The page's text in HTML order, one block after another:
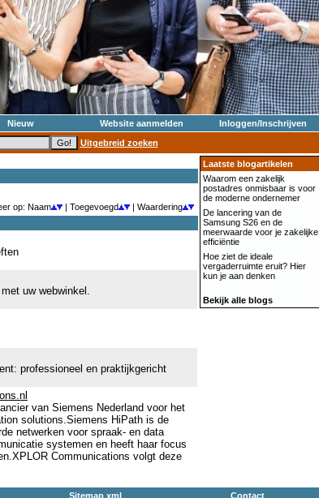
Nieuw Website aanmelden
Inloggen/Inschrijven
Uitgebreid zoeken
op: Naam | Toegevoegd
| Waardering
uw webwinkel.
professioneel en praktijkgericht
van Siemens Nederland voor het
solutions.Siemens HiPath is de
netwerken voor spraak- en data
systemen en heeft haar focus
Communications volgt deze
Laatste blogartikelen
Waarom een zakelijk
postadres onmisbaar is voor
de moderne ondernemer
De lancering van de
Samsung S26 en de
meerwaarde voor je zakelijke
efficiëntie
Hoe ziet de ideale
vergaderruimte eruit? Hier
kun je aan denken
Bekijk alle blogs
Sitemap xml Contact